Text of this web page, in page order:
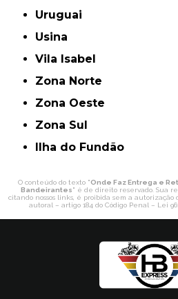
Uruguai
Usina
Vila Isabel
Zona Norte
Zona Oeste
Zona Sul
ilha do Fundão
O conteúdo do texto "Onde Faz Entrega e
Bandeirantes" é de direito reservado. Sua
citando nossos links, é proibida sem a
autoral – artigo 184 do Código Penal – Lei